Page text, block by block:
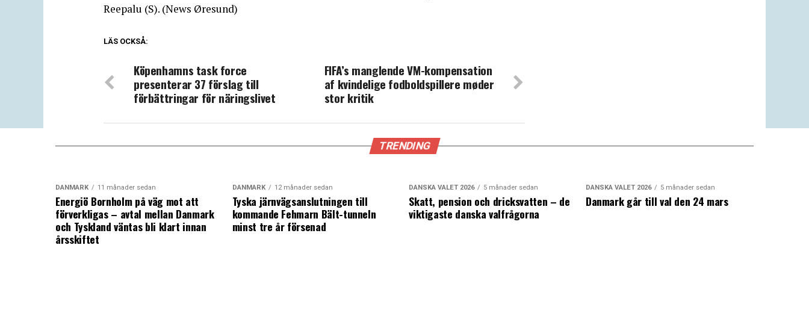
Reepalu (S). (News Øresund)
LÄS OCKSÅ:
FIFA’s manglende VM-kompensation
af kvindelige fodboldspillere møder
stor kritik
Köpenhamns task force
presenterar 37 förslag till
förbättringar för näringslivet
TRENDING
DANMARK 11 månader sedan
Energiö Bornholm på väg mot att
förverkligas – avtal mellan Danmark
och Tyskland väntas bli klart innan
årsskiftet
DANMARK 12 månader sedan
Tyska järnvägsanslutningen till
kommande Fehmarn Bält-tunneln
minst tre år försenad
DANSKA VALET 2026 5 månader sedan
Skatt, pension och dricksvatten – de
viktigaste danska valfrågorna
DANSKA VALET 2026 5 månader sedan
Danmark går till val den 24 mars